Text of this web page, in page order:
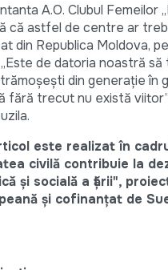
A.O. Clubul Femeilor
că astfel de centre ar
din Republica Moldova,
de datoria noastră să
din generație în
fără trecut nu există
este realizat în
civilă contribuie la
și socială a țării",
și cofinanțat de